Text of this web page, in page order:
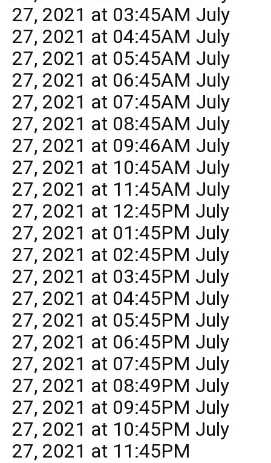
27, 2021 at 03:45AM July
27, 2021 at 04:45AM July
27, 2021 at 05:45AM July
27, 2021 at 06:45AM July
27, 2021 at 07:45AM July
27, 2021 at 08:45AM July
27, 2021 at 09:46AM July
27, 2021 at 10:45AM July
27, 2021 at 11:45AM July
27, 2021 at 12:45PM July
27, 2021 at 01:45PM July
27, 2021 at 02:45PM July
27, 2021 at 03:45PM July
27, 2021 at 04:45PM July
27, 2021 at 05:45PM July
27, 2021 at 06:45PM July
27, 2021 at 07:45PM July
27, 2021 at 08:49PM July
27, 2021 at 09:45PM July
27, 2021 at 10:45PM July
27, 2021 at 11:45PM